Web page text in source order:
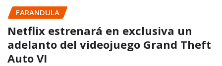
FARANDULA
Netflix estrenará en exclusiva un
adelanto del videojuego Grand Theft
Auto VI